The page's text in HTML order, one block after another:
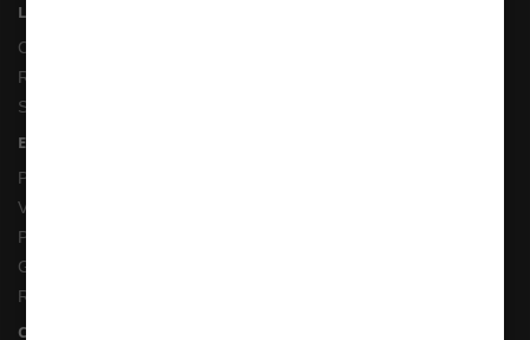
Linkuri Utile
Contacte
Returnări/Garantii Produse
Site Map
Extras
Producători
Vouchere cadou
Promotii
Galerie Foto
Reseteaza Notificarile
Contul meu